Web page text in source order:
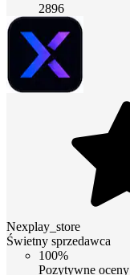
2896
Nexplay_store
Świetny sprzedawca
100%
Pozytywne oceny